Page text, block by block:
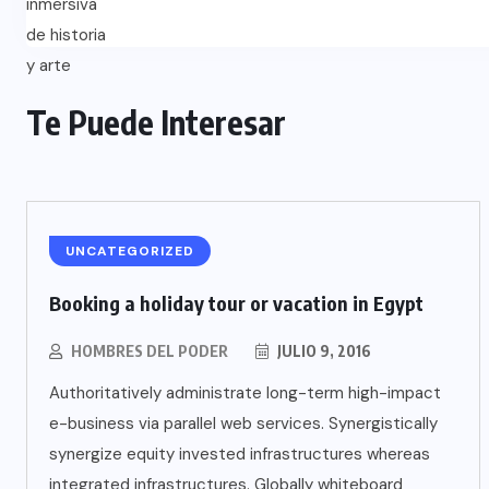
Te Puede Interesar
UNCATEGORIZED
Booking a holiday tour or vacation in Egypt
HOMBRES DEL PODER JULIO 9, 2016
Authoritatively administrate long-term high-impact
e-business via parallel web services. Synergistically
synergize equity invested infrastructures whereas